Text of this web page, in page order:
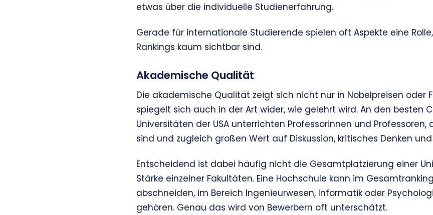
etwas über die individuelle Studienerfahrung.
Gerade für internationale Studierende spielen oft Aspekte eine
Rankings kaum sichtbar sind.
Akademische Qualität
Die akademische Qualität zeigt sich nicht nur in Nobelpreisen oder
spiegelt sich auch in der Art wider, wie gelehrt wird. An den besten
Universitäten der USA unterrichten Professorinnen und
sind und zugleich großen Wert auf Diskussion, kritisches Denken
Entscheidend ist dabei häufig nicht die Gesamtplatzierung einer
Stärke einzelner Fakultäten. Eine Hochschule kann im
abschneiden, im Bereich Ingenieurwesen, Informatik oder
gehören. Genau das wird von Bewerbern oft unterschätzt.